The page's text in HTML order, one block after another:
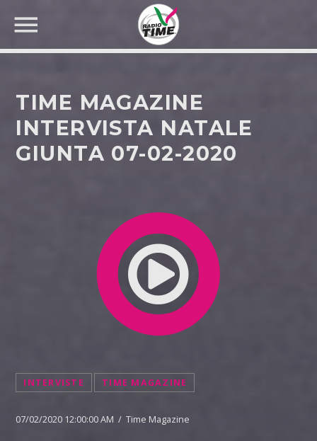
CERCA NEL SITO WEB:
TIME MAGAZINE
INTERVISTA NATALE
GIUNTA 07-02-2020
INTERVISTE TIME MAGAZINE
07/02/2020 12:00:00 AM / Time Magazine